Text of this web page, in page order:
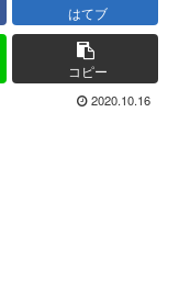
はてブ
コピー
2020.10.16